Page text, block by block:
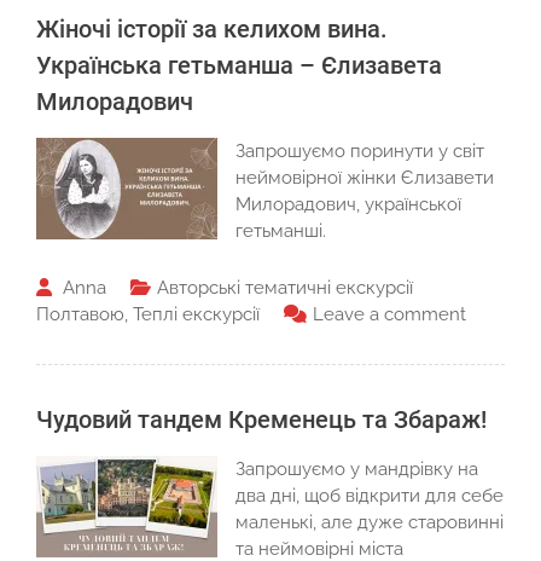
Жіночі історії за келихом вина.
Українська гетьманша – Єлизавета
Милорадович
Запрошуємо поринути у світ
неймовірної жінки Єлизавети
Милорадович, української
гетьманші.
Anna
Авторські тематичні екскурсії
Полтавою, Теплі екскурсії Leave a comment
Чудовий тандем Кременець та Збараж!
Запрошуємо у мандрівку на
два дні, щоб відкрити для себе
маленькі, але дуже старовинні
та неймовірні міста